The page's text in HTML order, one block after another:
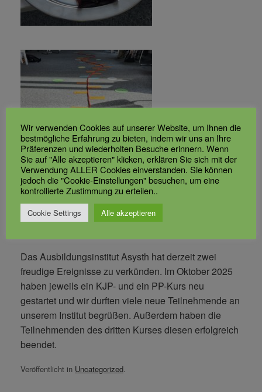
Das Ausbildungsinstitut Asysth hat derzeit zwei
freudige Ereignisse zu verkünden. Im Oktober 2025
haben jeweils ein KJP- und ein PP-Kurs neu
gestartet und wir durften viele neue Teilnehmende an
unserem Institut begrüßen. Außerdem haben die
Teilnehmenden des dritten Kurses diesen erfolgreich
beendet.
Veröffentlicht in Uncategorized.
Wir verwenden Cookies auf unserer Website, um Ihnen die
bestmögliche Erfahrung zu bieten, indem wir uns an Ihre
Präferenzen und wiederholten Besuche erinnern. Wenn
Sie auf "Alle akzeptieren" klicken, erklären Sie sich mit der
Verwendung ALLER Cookies einverstanden. Sie können
jedoch die "Cookie-Einstellungen" besuchen, um eine
kontrollierte Zustimmung zu erteilen..
Cookie Settings Alle akzeptieren